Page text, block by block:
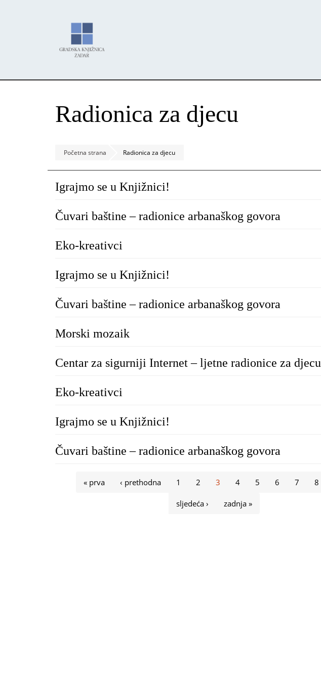
Radionica za djecu
Početna strana Radionica za djecu
Igrajmo se u Knjižnici!
Čuvari baštine – radionice arbanaškog govora
Eko-kreativci
Igrajmo se u Knjižnici!
Čuvari baštine – radionice arbanaškog govora
Morski mozaik
Centar za sigurniji Internet – ljetne radionice za djecu
Eko-kreativci
Igrajmo se u Knjižnici!
Čuvari baštine – radionice arbanaškog govora
Stranice
« prva ‹ prethodna 1 2 3 4 5 6 7 8
sljedeća › zadnja »